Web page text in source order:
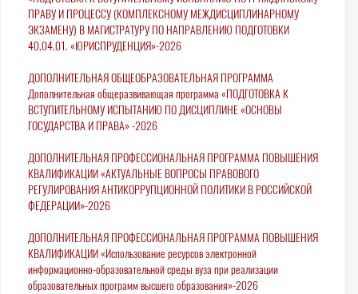
ПРАВУ И ПРОЦЕССУ (КОМПЛЕКСНОМУ МЕЖДИСЦИПЛИНАРНОМУ
ЭКЗАМЕНУ) В МАГИСТРАТУРУ ПО НАПРАВЛЕНИЮ ПОДГОТОВКИ
40.04.01. «ЮРИСПРУДЕНЦИЯ»-2026
ДОПОЛНИТЕЛЬНАЯ ОБЩЕОБРАЗОВАТЕЛЬНАЯ ПРОГРАММА
Дополнительная общеразвивающая программа «ПОДГОТОВКА К
ВСТУПИТЕЛЬНОМУ ИСПЫТАНИЮ ПО ДИСЦИПЛИНЕ «ОСНОВЫ
ГОСУДАРСТВА И ПРАВА» -2026
ДОПОЛНИТЕЛЬНАЯ ПРОФЕССИОНАЛЬНАЯ ПРОГРАММА ПОВЫШЕНИЯ
КВАЛИФИКАЦИИ «АКТУАЛЬНЫЕ ВОПРОСЫ ПРАВОВОГО
РЕГУЛИРОВАНИЯ АНТИКОРРУПЦИОННОЙ ПОЛИТИКИ В РОССИЙСКОЙ
ФЕДЕРАЦИИ»-2026
ДОПОЛНИТЕЛЬНАЯ ПРОФЕССИОНАЛЬНАЯ ПРОГРАММА ПОВЫШЕНИЯ
КВАЛИФИКАЦИИ «Использование ресурсов электронной
информационно-образовательной среды вуза при реализации
образовательных программ высшего образования»-2026